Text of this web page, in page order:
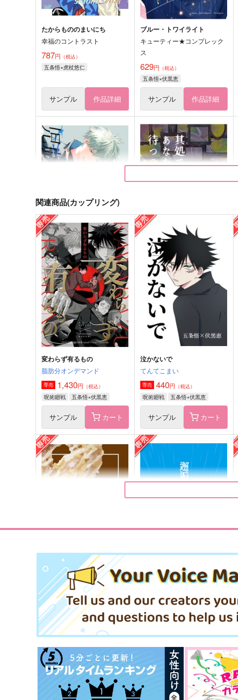
たからもののまいにち
幸福のコントラスト
787円 （税込）
五条悟×虎杖悠仁
サンプル 作品詳細
ブルー・トワイライト
キューティー★コンプレック
ス
629円 （税込）
五条悟×伏黒恵
サンプル 作品詳細
児戯にひとしい
ごはんのおとも
1,100円 （税込）
五条悟×伏黒恵
サンプル 作品詳細
其処であなたが待つのなら
木枯らしキャンプ
1,650円 （税込）
五条悟×伏黒恵
サンプル
Agitato
関連商品(カップリング)
変わらず有るもの
脂肪分オンデマンド
専売 1,430円 （税込）
呪術廻戦 五条悟×伏黒恵
サンプル カート
泣かないで
てんてこまい
専売 440円 （税込）
呪術廻戦 五条悟×伏黒恵
サンプル カート
すでに虜
蒼和屋
専売 787 円（税込）
呪術廻戦 五条悟×伏黒恵
サンプル カート
邂逅―KAIKO
専売 1,320円（税込）
呪術廻戦 五条悟×伏黒恵
サンプル カート